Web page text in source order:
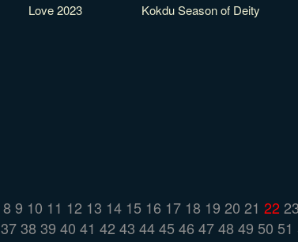
Love 2023 Kokdu Season of Deity
8 9 10 11 12 13 14 15 16 17 18 19 20 21 22 23
3738 39 40 41 42 43 444546 4748 49 50 51